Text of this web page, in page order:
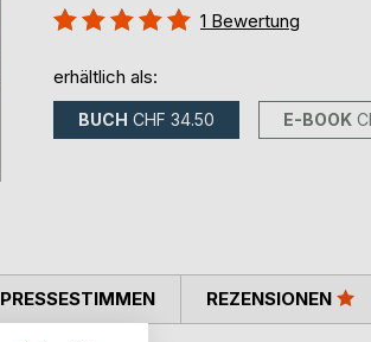
Bewertung::
1 Bewertung
erhältlich als:
BUCH CHF 34.50 E-BOOK
PRESSESTIMMEN REZENSIONEN